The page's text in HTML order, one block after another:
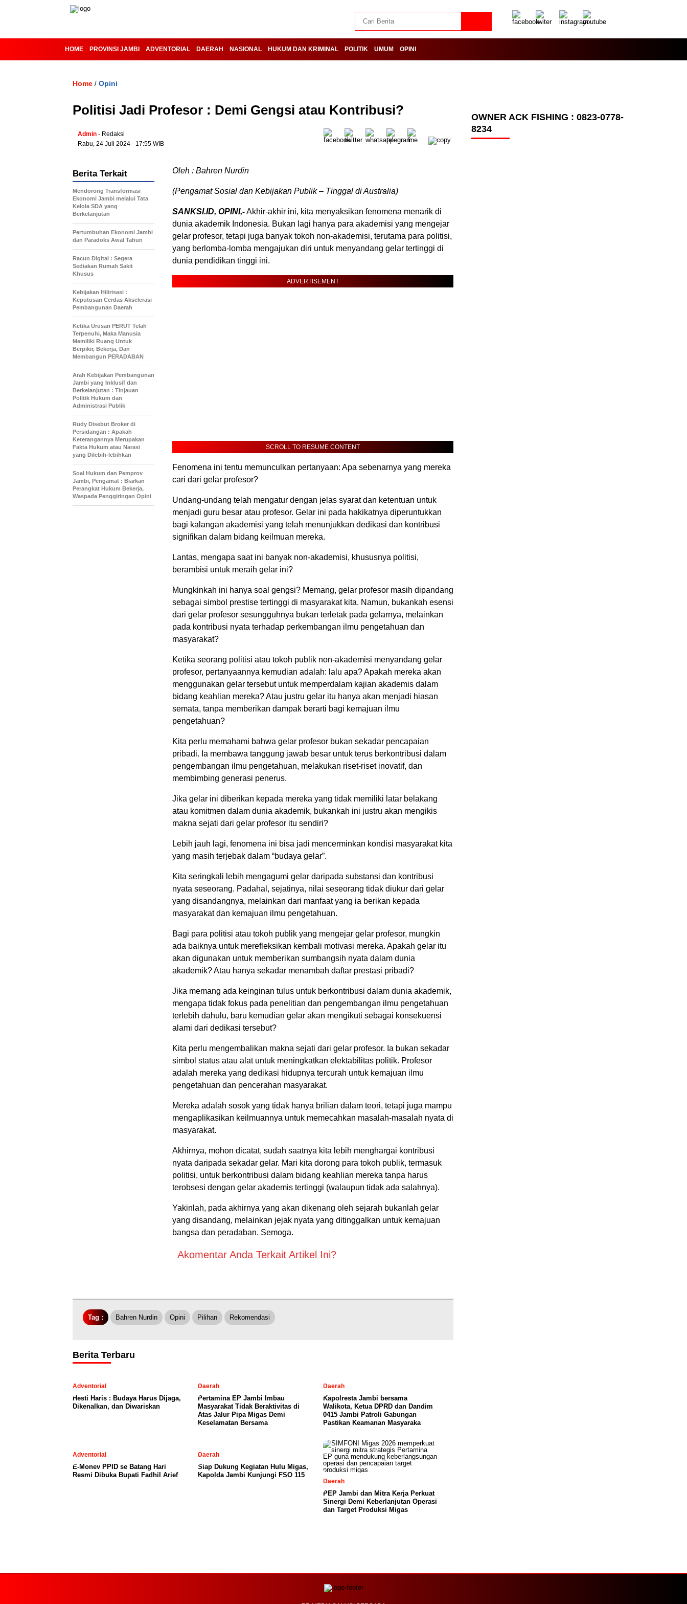
HOME PROVINSI JAMBI ADVENTORIAL DAERAH NASIONAL HUKUM DAN KRIMINAL POLITIK UMUM OPINI
Home / Opini
Politisi Jadi Profesor : Demi Gengsi atau Kontribusi?
Admin - Redaksi
Rabu, 24 Juli 2024 - 17:55 WIB
Oleh : Bahren Nurdin
(Pengamat Sosial dan Kebijakan Publik – Tinggal di Australia)
SANKSI.ID, OPINI,-Akhir-akhir ini, kita menyaksikan fenomena menarik di
dunia akademik Indonesia. Bukan lagi hanya para akademisi yang mengejar
gelar profesor, tetapi juga banyak tokoh non-akademisi, terutama para politisi,
yang berlomba-lomba mengajukan diri untuk menyandang gelar tertinggi di
dunia pendidikan tinggi ini.
ADVERTISEMENT
SCROLL TO RESUME CONTENT
Fenomena ini tentu memunculkan pertanyaan: Apa sebenarnya yang mereka
cari dari gelar profesor?
Undang-undang telah mengatur dengan jelas syarat dan ketentuan untuk
menjadi guru besar atau profesor. Gelar ini pada hakikatnya diperuntukkan
bagi kalangan akademisi yang telah menunjukkan dedikasi dan kontribusi
signifikan dalam bidang keilmuan mereka.
Lantas, mengapa saat ini banyak non-akademisi, khususnya politisi,
berambisi untuk meraih gelar ini?
Mungkinkah ini hanya soal gengsi? Memang, gelar profesor masih dipandang
sebagai simbol prestise tertinggi di masyarakat kita. Namun, bukankah esensi
dari gelar profesor sesungguhnya bukan terletak pada gelarnya, melainkan
pada kontribusi nyata terhadap perkembangan ilmu pengetahuan dan
masyarakat?
Ketika seorang politisi atau tokoh publik non-akademisi menyandang gelar
profesor, pertanyaannya kemudian adalah: lalu apa? Apakah mereka akan
menggunakan gelar tersebut untuk memperdalam kajian akademis dalam
bidang keahlian mereka? Atau justru gelar itu hanya akan menjadi hiasan
semata, tanpa memberikan dampak berarti bagi kemajuan ilmu
pengetahuan?
Kita perlu memahami bahwa gelar profesor bukan sekadar pencapaian
pribadi. Ia membawa tanggung jawab besar untuk terus berkontribusi dalam
pengembangan ilmu pengetahuan, melakukan riset-riset inovatif, dan
membimbing generasi penerus.
Jika gelar ini diberikan kepada mereka yang tidak memiliki latar belakang
atau komitmen dalam dunia akademik, bukankah ini justru akan mengikis
makna sejati dari gelar profesor itu sendiri?
Lebih jauh lagi, fenomena ini bisa jadi mencerminkan kondisi masyarakat kita
yang masih terjebak dalam “budaya gelar”.
Kita seringkali lebih mengagumi gelar daripada substansi dan kontribusi
nyata seseorang. Padahal, sejatinya, nilai seseorang tidak diukur dari gelar
yang disandangnya, melainkan dari manfaat yang ia berikan kepada
masyarakat dan kemajuan ilmu pengetahuan.
Bagi para politisi atau tokoh publik yang mengejar gelar profesor, mungkin
ada baiknya untuk merefleksikan kembali motivasi mereka. Apakah gelar itu
akan digunakan untuk memberikan sumbangsih nyata dalam dunia
akademik? Atau hanya sekadar menambah daftar prestasi pribadi?
Jika memang ada keinginan tulus untuk berkontribusi dalam dunia akademik,
mengapa tidak fokus pada penelitian dan pengembangan ilmu pengetahuan
terlebih dahulu, baru kemudian gelar akan mengikuti sebagai konsekuensi
alami dari dedikasi tersebut?
Kita perlu mengembalikan makna sejati dari gelar profesor. Ia bukan sekadar
simbol status atau alat untuk meningkatkan elektabilitas politik. Profesor
adalah mereka yang dedikasi hidupnya tercurah untuk kemajuan ilmu
pengetahuan dan pencerahan masyarakat.
Mereka adalah sosok yang tidak hanya brilian dalam teori, tetapi juga mampu
mengaplikasikan keilmuannya untuk memecahkan masalah-masalah nyata di
masyarakat.
Akhirnya, mohon dicatat, sudah saatnya kita lebih menghargai kontribusi
nyata daripada sekadar gelar. Mari kita dorong para tokoh publik, termasuk
politisi, untuk berkontribusi dalam bidang keahlian mereka tanpa harus
terobsesi dengan gelar akademis tertinggi (walaupun tidak ada salahnya).
Yakinlah, pada akhirnya yang akan dikenang oleh sejarah bukanlah gelar
yang disandang, melainkan jejak nyata yang ditinggalkan untuk kemajuan
bangsa dan peradaban. Semoga.
Akomentar Anda Terkait Artikel Ini?
Berita Terkait
Mendorong Transformasi
Ekonomi Jambi melalui Tata
Kelola SDA yang
Berkelanjutan
Pertumbuhan Ekonomi Jambi
dan Paradoks Awal Tahun
Racun Digital : Segera
Sediakan Rumah Sakit
Khusus
Kebijakan Hilirisasi :
Keputusan Cerdas Akselerasi
Pembangunan Daerah
Ketika Urusan PERUT Telah
Terpenuhi, Maka Manusia
Memiliki Ruang Untuk
Berpikir, Bekerja, Dan
Membangun PERADABAN
Arah Kebijakan Pembangunan
Jambi yang Inklusif dan
Berkelanjutan : Tinjauan
Politik Hukum dan
Administrasi Publik
Rudy Disebut Broker di
Persidangan : Apakah
Keterangannya Merupakan
Fakta Hukum atau Narasi
yang Dilebih-lebihkan
Soal Hukum dan Pemprov
Jambi, Pengamat : Biarkan
Perangkat Hukum Bekerja,
Waspada Penggiringan Opini
Tag : Bahren Nurdin Opini Pilihan Rekomendasi
Berita Terbaru
Adventorial
Hesti Haris : Budaya Harus Dijaga,
Dikenalkan, dan Diwariskan
Daerah
Pertamina EP Jambi Imbau
Masyarakat Tidak Beraktivitas di
Atas Jalur Pipa Migas Demi
Keselamatan Bersama
Daerah
Kapolresta Jambi bersama
Walikota, Ketua DPRD dan Dandim
0415 Jambi Patroli Gabungan
Pastikan Keamanan Masyaraka
Adventorial
E-Monev PPID se Batang Hari
Resmi Dibuka Bupati Fadhil Arief
Daerah
Siap Dukung Kegiatan Hulu Migas,
Kapolda Jambi Kunjungi FSO 115
Daerah
PEP Jambi dan Mitra Kerja Perkuat
Sinergi Demi Keberlanjutan Operasi
dan Target Produksi Migas
OWNER ACK FISHING : 0823-0778-
8234